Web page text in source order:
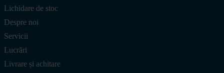
Lichidare de stoc
Despre noi
Servicii
Lucrări
Livrare și achitare